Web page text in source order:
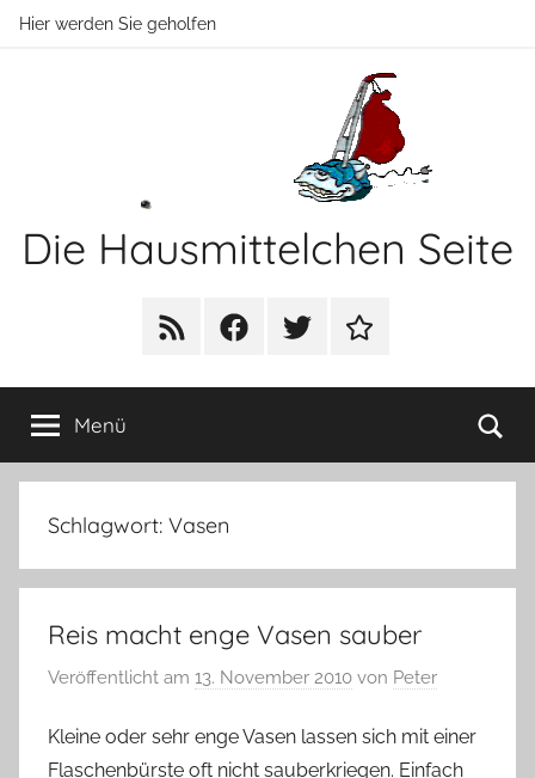
ZumHier werden Sie geholfen
Die Hausmittelchen Seite
RSS FacebookTwitter Newsletter
Menü
Schlagwort: Vasen
Reis macht enge Vasen sauber
Veröffentlicht am 13. November 2010 von Peter
Kleine oder sehr enge Vasen lassen sich mit einer
Flaschenbürste oft nicht sauberkriegen. Einfach